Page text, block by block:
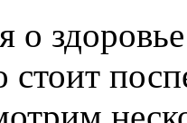
о
стоит